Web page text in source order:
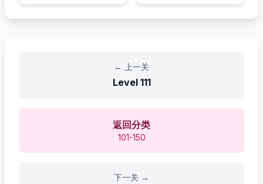
← 上一关
Level 111
返回分类
101-150
下一关 →